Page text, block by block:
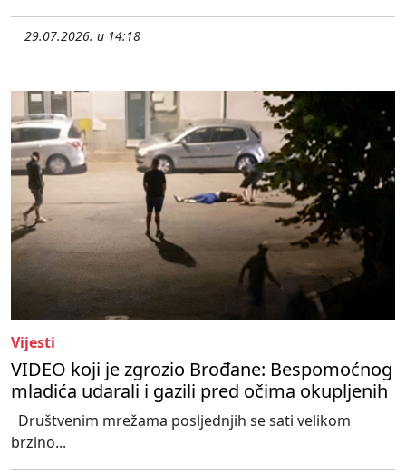
29.07.2026. u 14:18
Vijesti
VIDEO koji je zgrozio Brođane: Bespomoćnog
mladića udarali i gazili pred očima okupljenih
Društvenim mrežama posljednjih se sati velikom
brzino...